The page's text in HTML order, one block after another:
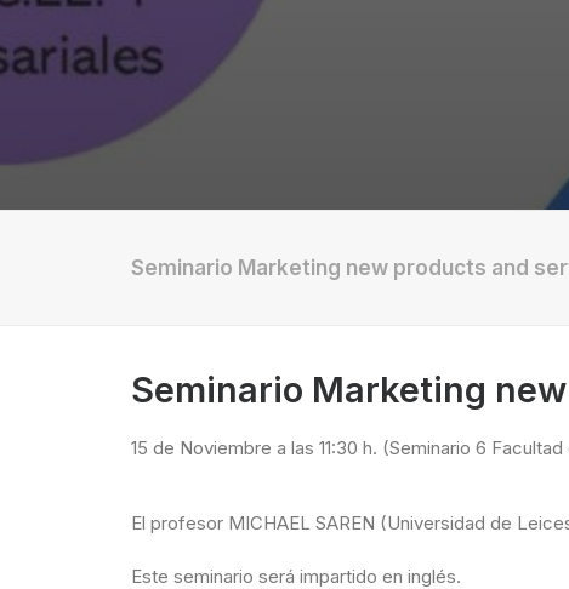
Seminario Marketing new products and
Seminario Marketing
15 de Noviembre a las 11:30 h. (Seminario 6
El profesor MICHAEL SAREN (Universidad de
Este seminario será impartido en inglés.